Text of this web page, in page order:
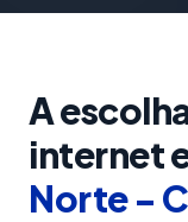
A
internet
Norte -